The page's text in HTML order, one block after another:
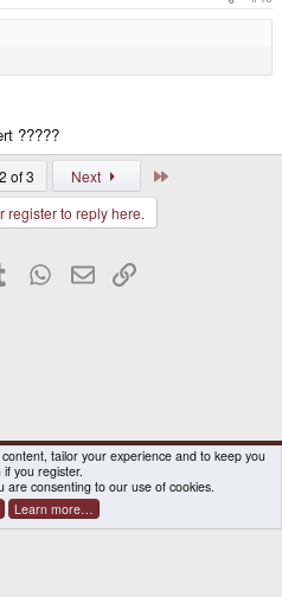
?????
2 of 3 Next
register to reply here.
Tumblr WhatsApp
EmailLink
policy Help Home
XenForo Ltd.|Certain add-on by SyTry.
tailor your experience and to keep you
if you register.
are consenting to our use of cookies.
Learn more…